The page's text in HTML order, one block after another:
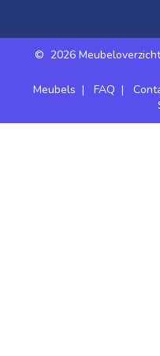
© 2026
Meubels | FAQ |